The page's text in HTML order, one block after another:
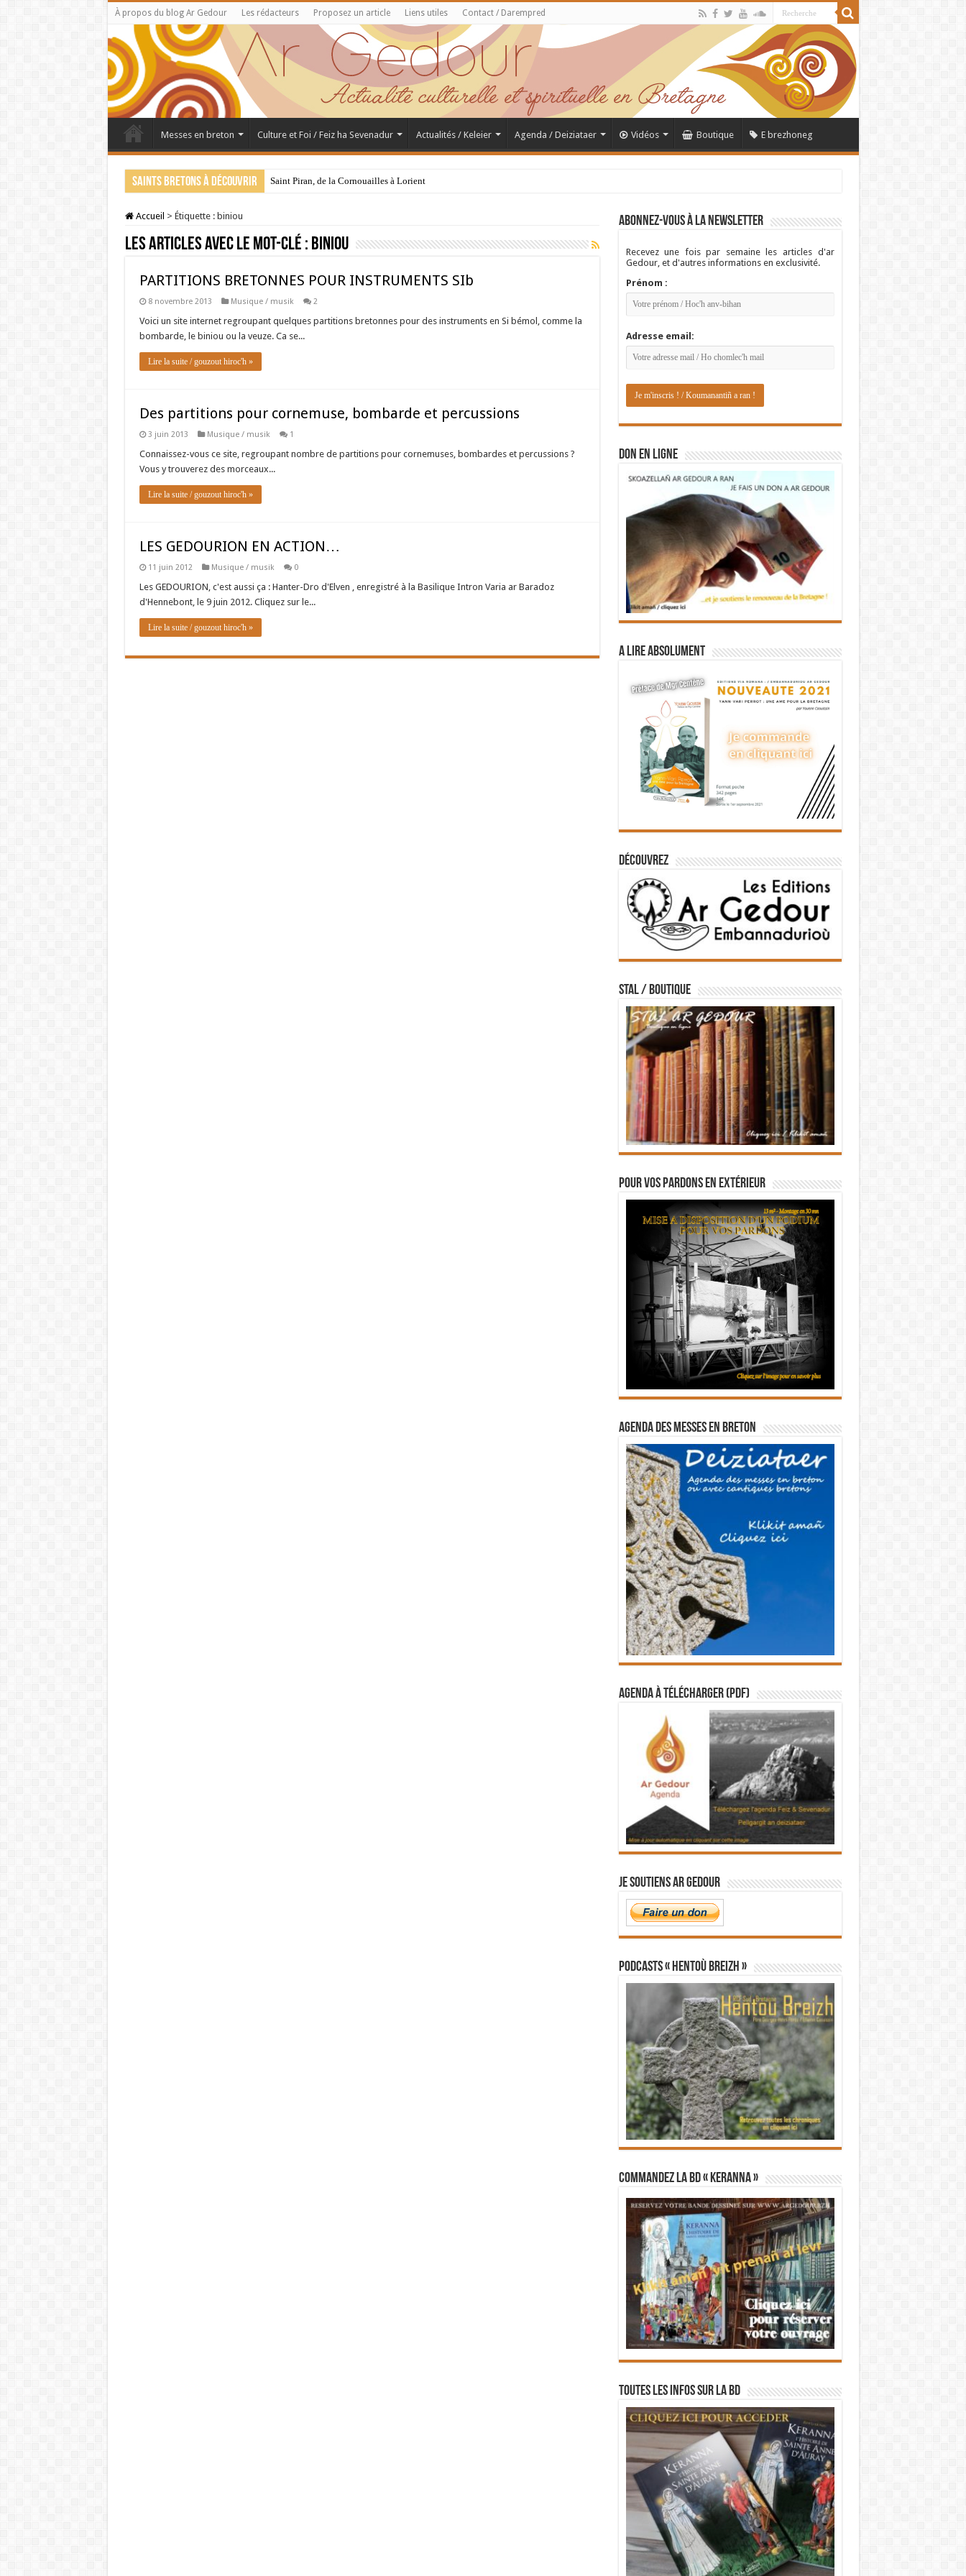
À propos du blog Ar Gedour Les rédacteurs Proposez un article Liens utiles Contact / Darempred
Messes en breton Culture et Foi / Feiz ha Sevenadur Actualités / Keleier Agenda / Deiziataer Vidéos Boutique E brezhoneg
Saints bretons à découvrir Saint Piran, de la Cornouailles à Lorient
Accueil > Étiquette : biniou
Les articles avec le mot-clé : biniou
PARTITIONS BRETONNES POUR INSTRUMENTS SIb
8 novembre 2013 Musique / musik 2
Voici un site internet regroupant quelques partitions bretonnes pour des instruments en Si bémol, comme la
bombarde, le biniou ou la veuze. Ca se...
Lire la suite / gouzout hiroc'h »
Des partitions pour cornemuse, bombarde et percussions
3 juin 2013 Musique / musik 1
Connaissez-vous ce site, regroupant nombre de partitions pour cornemuses, bombardes et percussions ?
Vous y trouverez des morceaux...
Lire la suite / gouzout hiroc'h »
LES GEDOURION EN ACTION…
11 juin 2012 Musique / musik 0
Les GEDOURION, c'est aussi ça : Hanter-Dro d'Elven , enregistré à la Basilique Intron Varia ar Baradoz
d'Hennebont, le 9 juin 2012. Cliquez sur le...
Lire la suite / gouzout hiroc'h »
Abonnez-vous à la newsletter
Recevez une fois par semaine les articles d'ar
Gedour, et d'autres informations en exclusivité.
Prénom :
Adresse email:
DON EN LIGNE
A lire absolument
Découvrez
STAL / BOUTIQUE
Pour vos pardons en extérieur
Agenda des messes en breton
Agenda à télécharger (PDF)
Je soutiens Ar Gedour
PODCASTS « Hentoù Breizh »
Commandez la BD « Keranna »
Toutes les infos sur la BD